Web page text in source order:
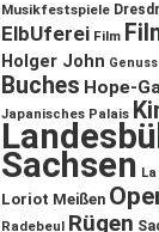
Musikfestspiele
ElbUferei Film
Holger John Genuss
Buches Hope-
Japanisches Palais
Sachsen
Loriot Meißen
Radebeul Rügen